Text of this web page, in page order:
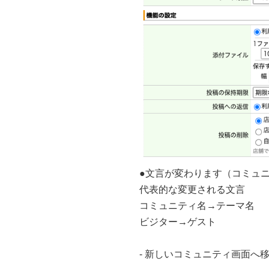
●文言が変わります（コミュ
代表的な変更される文言
コミュニティ名→テーマ名
ビジター→ゲスト
- 新しいコミュニティ画面へ